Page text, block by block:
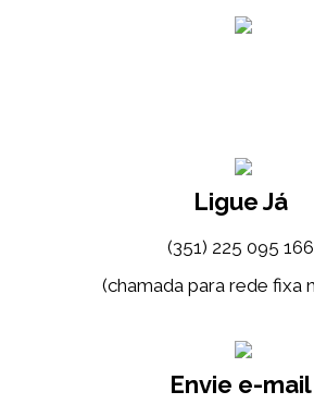
Ligue Já
(351) 225 095 166
(chamada para rede fixa
Envie e-mail